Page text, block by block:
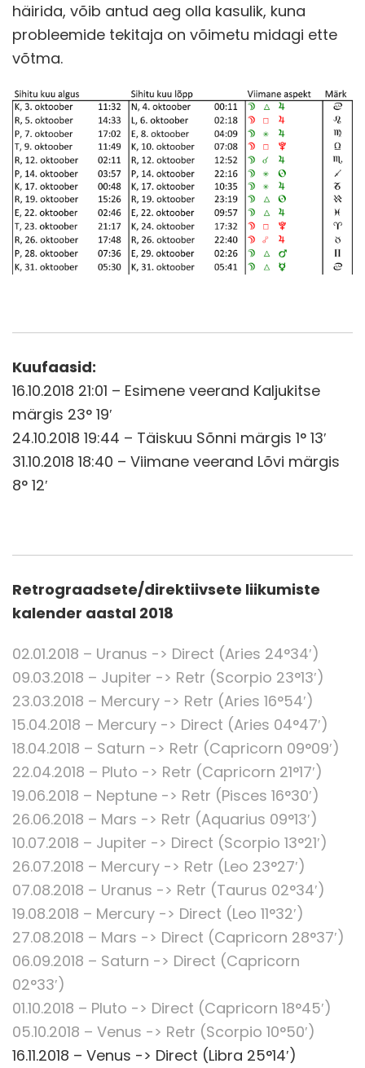
häirida, võib antud aeg olla kasulik, kuna
probleemide tekitaja on võimetu midagi ette
võtma.
Kuufaasid:
16.10.2018 21:01 – Esimene veerand Kaljukitse
märgis 23° 19′
24.10.2018 19:44 – Täiskuu Sõnni märgis 1° 13′
31.10.2018 18:40 – Viimane veerand Lõvi märgis
8° 12′
Retrograadsete/direktiivsete liikumiste
kalender aastal 2018
02.01.2018 – Uranus -> Direct (Aries 24°34′)
09.03.2018 – Jupiter -> Retr (Scorpio 23°13′)
23.03.2018 – Mercury -> Retr (Aries 16°54′)
15.04.2018 – Mercury -> Direct (Aries 04°47′)
18.04.2018 – Saturn -> Retr (Capricorn 09°09′)
22.04.2018 – Pluto -> Retr (Capricorn 21°17′)
19.06.2018 – Neptune -> Retr (Pisces 16°30′)
26.06.2018 – Mars -> Retr (Aquarius 09°13′)
10.07.2018 – Jupiter -> Direct (Scorpio 13°21′)
26.07.2018 – Mercury -> Retr (Leo 23°27′)
07.08.2018 – Uranus -> Retr (Taurus 02°34′)
19.08.2018 – Mercury -> Direct (Leo 11°32′)
27.08.2018 – Mars -> Direct (Capricorn 28°37′)
06.09.2018 – Saturn -> Direct (Capricorn
02°33′)
01.10.2018 – Pluto -> Direct (Capricorn 18°45′)
05.10.2018 – Venus -> Retr (Scorpio 10°50′)
16.11.2018 – Venus -> Direct (Libra 25°14′)